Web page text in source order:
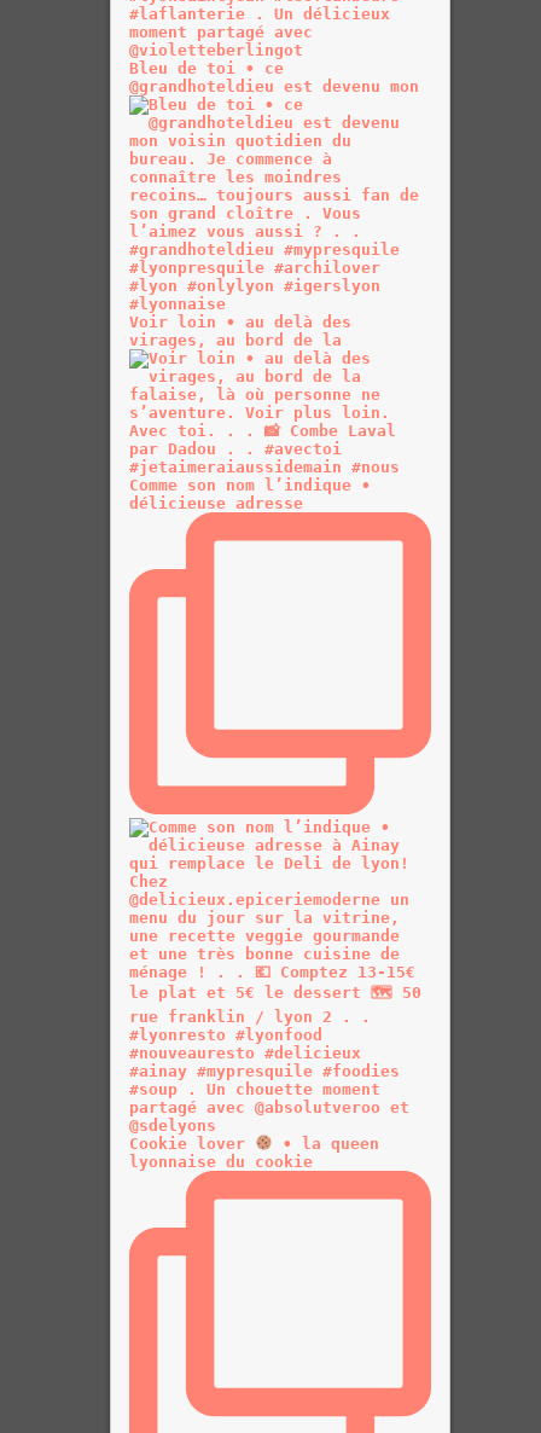
Bleu de toi • ce
@grandhoteldieu est devenu mon
Voir loin • au delà des
virages, au bord de la
Comme son nom l’indique •
délicieuse adresse
Cookie lover
• la queen
lyonnaise du cookie